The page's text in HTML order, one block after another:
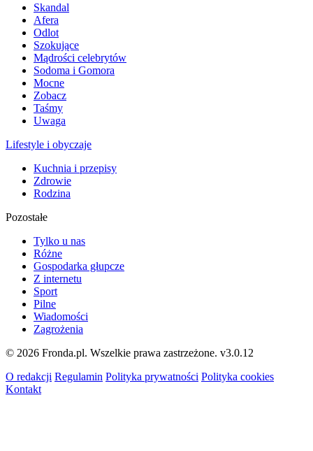
Skandal
Afera
Odlot
Szokujące
Mądrości celebrytów
Sodoma i Gomora
Mocne
Zobacz
Taśmy
Uwaga
Lifestyle i obyczaje
Kuchnia i przepisy
Zdrowie
Rodzina
Pozostałe
Tylko u nas
Różne
Gospodarka głupcze
Z internetu
Sport
Pilne
Wiadomości
Zagrożenia
© 2026 Fronda.pl. Wszelkie prawa zastrzeżone. v3.0.12
O redakcji Regulamin Polityka prywatności Polityka cookies
Kontakt